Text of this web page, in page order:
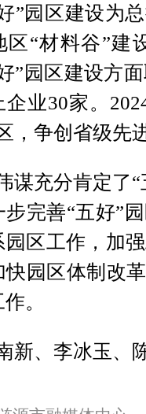
”园区建设为
区“材料谷”建
”园区建设方
企业30家。
，争创省级先
谋充分肯定了
步完善“五好”
园区工作，加
快园区体制改
。
新、李冰玉、